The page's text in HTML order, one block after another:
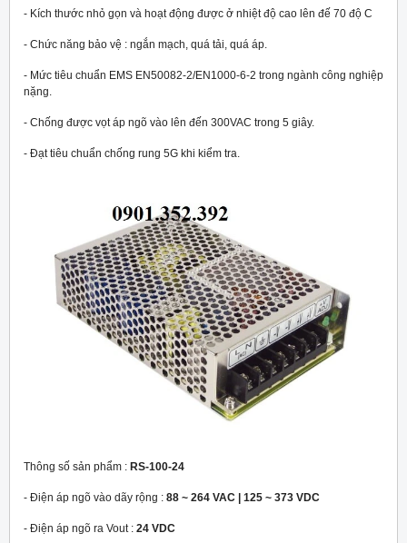
- Kích thước nhỏ gọn và hoạt động được ở nhiệt độ cao lên đế 70 độ C
- Chức năng bảo vệ : ngắn mạch, quá tải, quá áp.
- Mức tiêu chuẩn EMS EN50082-2/EN1000-6-2 trong ngành công nghiệp
nặng.
- Chống được vọt áp ngõ vào lên đến 300VAC trong 5 giây.
- Đạt tiêu chuẩn chống rung 5G khi kiểm tra.
Thông số sản phẩm : RS-100-24
- Điện áp ngõ vào dãy rộng : 88 ~ 264 VAC | 125 ~ 373 VDC
- Điện áp ngõ ra Vout : 24 VDC